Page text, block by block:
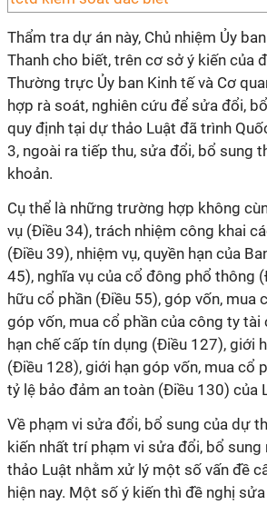
Thẩm tra dự án này, Chủ nhiệm Ủy
Thanh cho biết, trên cơ sở ý kiến của
Thường trực Ủy ban Kinh tế và Cơ
hợp rà soát, nghiên cứu để sửa đổi,
quy định tại dự thảo Luật đã trình
3, ngoài ra tiếp thu, sửa đổi, bổ sung
khoản.
Cụ thể là những trường hợp không
vụ (Điều 34), trách nhiệm công khai
(Điều 39), nhiệm vụ, quyền hạn của
45), nghĩa vụ của cổ đông phổ thông
hữu cổ phần (Điều 55), góp vốn, mua
góp vốn, mua cổ phần của công ty tài
hạn chế cấp tín dụng (Điều 127), giới
(Điều 128), giới hạn góp vốn, mua cổ
tỷ lệ bảo đảm an toàn (Điều 130) của
Về phạm vi sửa đổi, bổ sung của dự
kiến nhất trí phạm vi sửa đổi, bổ
thảo Luật nhằm xử lý một số vấn đề
hiện nay. Một số ý kiến thì đề nghị